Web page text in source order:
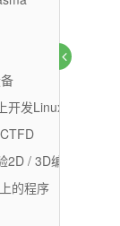
发Linux应用
/ 3D编程
的程序